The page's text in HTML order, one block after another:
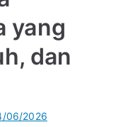
yang
dan
06/2026